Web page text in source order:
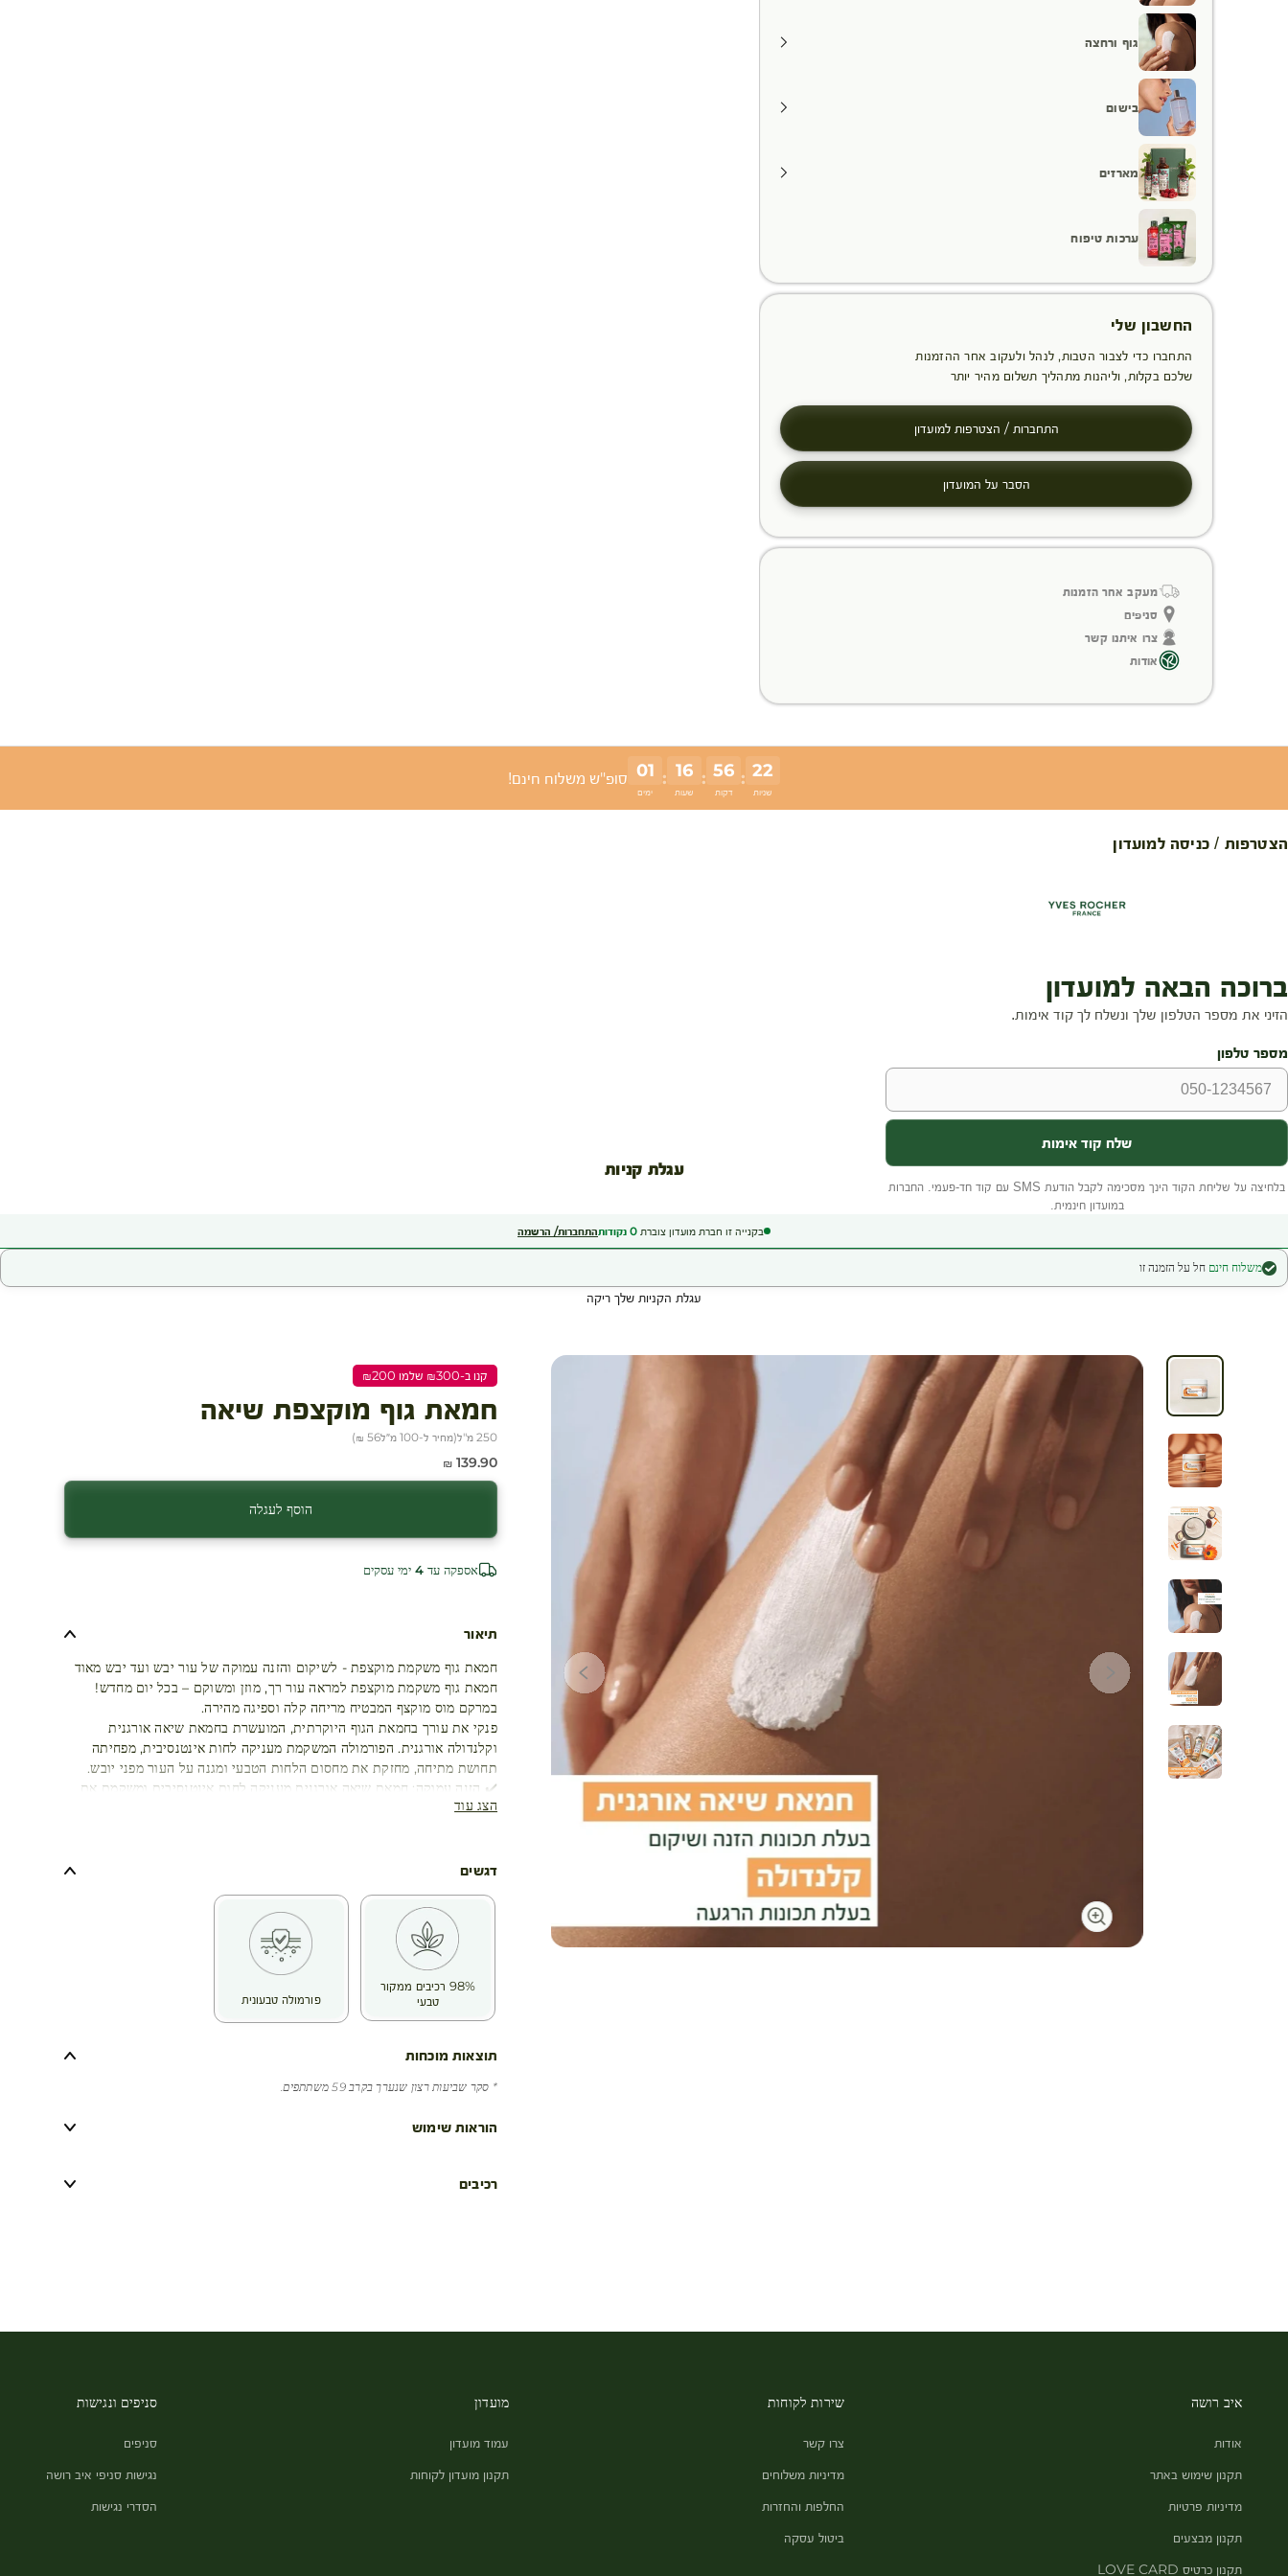
גוף ורחצה
בישום
מארזים
ערכות טיפוח
החשבון שלי
התחברו כדי לצבור הטבות, לנהל ולעקוב אחר ההזמנות
שלכם בקלות, וליהנות מתהליך תשלום מהיר יותר
התחברות / הצטרפות למועדון
הסבר על המועדון
מעקב אחר הזמנות
סניפים
צרו איתנו קשר
אודות
01
ימים
: 16
שעות
: 56
דקות
: 22
שניות
סופ"ש משלוח חינם!
הצטרפות / כניסה למועדון
בקנייה זו חברת מועדון צוברת 0 נקודותהתחברות/ הרשמה
עגלת קניות
משלוח חינם חל על הזמנה זו
עגלת הקניות שלך ריקה
קנו ב-₪300 שלמו ₪200
חמאת גוף מוקצפת שיאה
250 מ"ל (מחיר ל-100 מ״ל 56 ₪
)
מחיר מבצע
139.90 ₪
הוסף לעגלה
אספקה עד 4 ימי עסקים
תיאור
חמאת גוף משקמת מוקצפת - לשיקום והזנה עמוקה של עור יבש ועד יבש מאוד
חמאת גוף משקמת מוקצפת למראה עור רך, מוזן ומשוקם – בכל יום מחדש!
במרקם מוס מוקצף המבטיח מריחה קלה וספיגה מהירה.
פנקי את עורך בחמאת הגוף היוקרתית, המועשרת בחמאת שיאה אורגנית
וקלנדולה אורגנית. הפורמולה המשקמת מעניקה לחות אינטנסיבית, מפחיתה
תחושת מתיחה, מחזקת את מחסום הלחות הטבעי ומגנה על העור מפני יובש.
✔️ הזנה עמוקה: חמאת שיאה אורגנית מעניקה לחות אינטנסיבית ומשקמת את
רכות וגמישות העור
גימור נעים ולא שמנוני
הצג עוד
דגשים
98% רכיבים ממקור
טבעי
פורמולה טבעונית
תוצאות מוכחות
* סקר שביעות רצון שנערך בקרב 59 משתתפים.
הוראות שימוש
רכיבים
איב רושה
אודות
תקנון שימוש באתר
מדיניות פרטיות
תקנון מבצעים
תקנון כרטיס LOVE CARD
שירות לקוחות
צרו קשר
מדיניות משלוחים
החלפות והחזרות
ביטול עסקה
מועדון
עמוד מועדון
תקנון מועדון לקוחות
סניפים ונגישות
סניפים
נגישות סניפי איב רושה
הסדרי נגישות